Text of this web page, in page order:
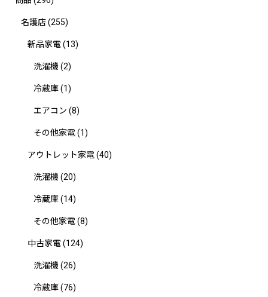
名護店(255)
新品家電(13)
洗濯機 (2)
冷蔵庫(1)
エアコン (8)
その他家電(1)
アウトレット家電(40)
洗濯機 (20)
冷蔵庫(14)
その他家電(8)
中古家電(124)
洗濯機 (26)
冷蔵庫(76)